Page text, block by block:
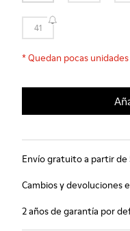
41
*Quedan pocas unidades
Envío gratuito a partir
Cambios y devoluciones
2 años de garantía por